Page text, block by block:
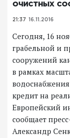
очистных
21:37 16.11.2016
Сегодня, 16
грабельной и
сооружений
в рамках
кредит на
Европейский
сообщает
Александр